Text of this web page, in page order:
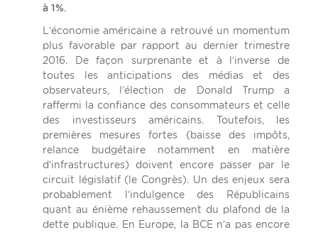
à 1%.
L’économie américaine a retrouvé un momentum
plus favorable par rapport au dernier trimestre
2016. De façon surprenante et à l’inverse de
toutes les anticipations des médias et des
observateurs, l’élection de Donald Trump a
raffermi la confiance des consommateurs et celle
des investisseurs américains. Toutefois, les
premières mesures fortes (baisse des impôts,
relance budgétaire notamment en matière
d’infrastructures) doivent encore passer par le
circuit législatif (le Congrès). Un des enjeux sera
probablement l’indulgence des Républicains
quant au énième rehaussement du plafond de la
dette publique. En Europe, la BCE n’a pas encore